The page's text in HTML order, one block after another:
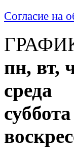
Согласие на
пн, вт,
среда
суббота